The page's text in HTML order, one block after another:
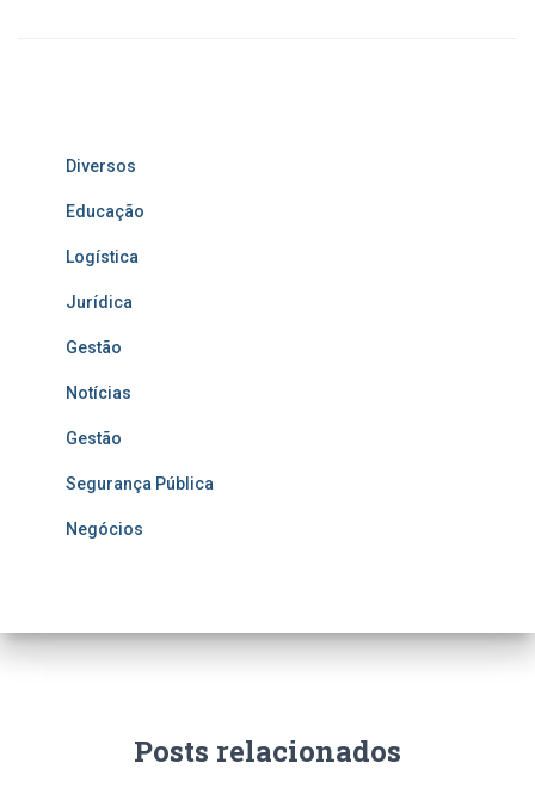
Diversos
Educação
Logística
Jurídica
Gestão
Notícias
Gestão
Segurança Pública
Negócios
Posts relacionados